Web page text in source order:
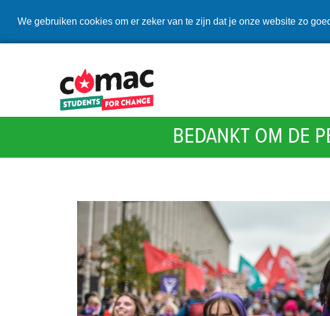
We gebruiken cookies om er zeker van te zijn dat je onze website zo
BEDANKT OM DE